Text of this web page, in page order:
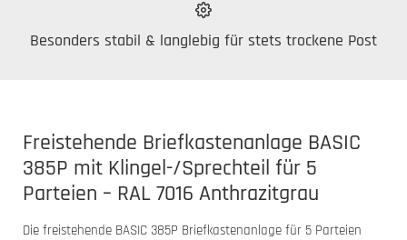
Besonders stabil & langlebig für stets trockene Post
Freistehende Briefkastenanlage BASIC
385P mit Klingel-/Sprechteil für 5
Parteien – RAL 7016 Anthrazitgrau
Die freistehende BASIC 385P Briefkastenanlage für 5 Parteien